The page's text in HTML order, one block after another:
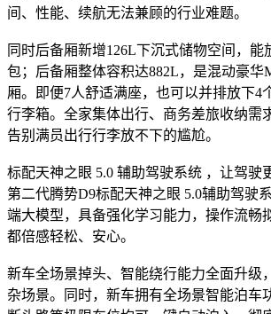
间、性能、续航无法兼顾的行业难题。
同时后备厢新增126L下沉式储物空间，能
包；后备厢整体容积达882L，是混动豪华
厢。即便7人舒适满座，也可以并排放下4
行李箱。全家集体出行、商务差旅收纳需
告别满员出行行李放不下的尴尬。
标配天神之眼 5.0 辅助驾驶系统 ，让驾驶
第二代腾势D9标配天神之眼 5.0辅助驾驶
端大模型，具备强化学习能力，操作流畅
都倍感轻松、安心。
新车全场景掉头、智能绕行能力全面升级
杂场景。同时，新车拥有全场景智能泊车